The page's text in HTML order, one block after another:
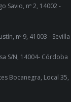
Savio, nº 2, 14002 -
nº 9, 41003 - Sevilla
S/N, 14004- Córdoba
Bocanegra, Local 35,